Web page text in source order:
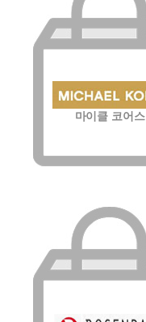
마이클 코어스